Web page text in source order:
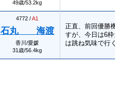
49歳/53.2kg
4772 /A1
石丸 海渡
香川/愛媛
31歳/56.4kg
正直、前回優勝
すが、今日は6
は跳ね気味で